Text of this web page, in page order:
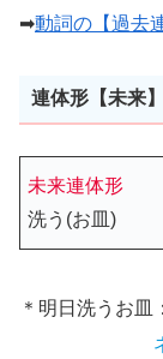
➡動詞の【過去
連体形【未来】
未来連体形
洗う(お皿)
＊明日洗うお皿：